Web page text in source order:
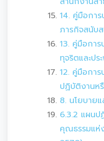
14. คู่มือกา
ภารกิจสนับ
13. คู่มือกา
ทุจริตและป
12. คู่มือกา
ปฏิบัติงานห
8. นโยบาย
6.3.2 แผนป
คุณธรรมแห่